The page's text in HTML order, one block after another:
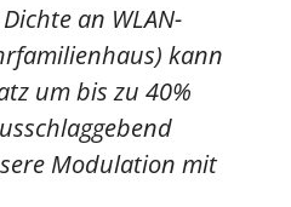
an WLAN-
kann
um bis zu 40%
Modulation mit